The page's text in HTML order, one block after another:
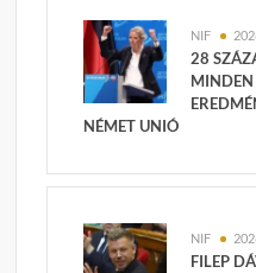
NIF
28
MINDEN
NÉMET UNIÓ
NIF
FILEP